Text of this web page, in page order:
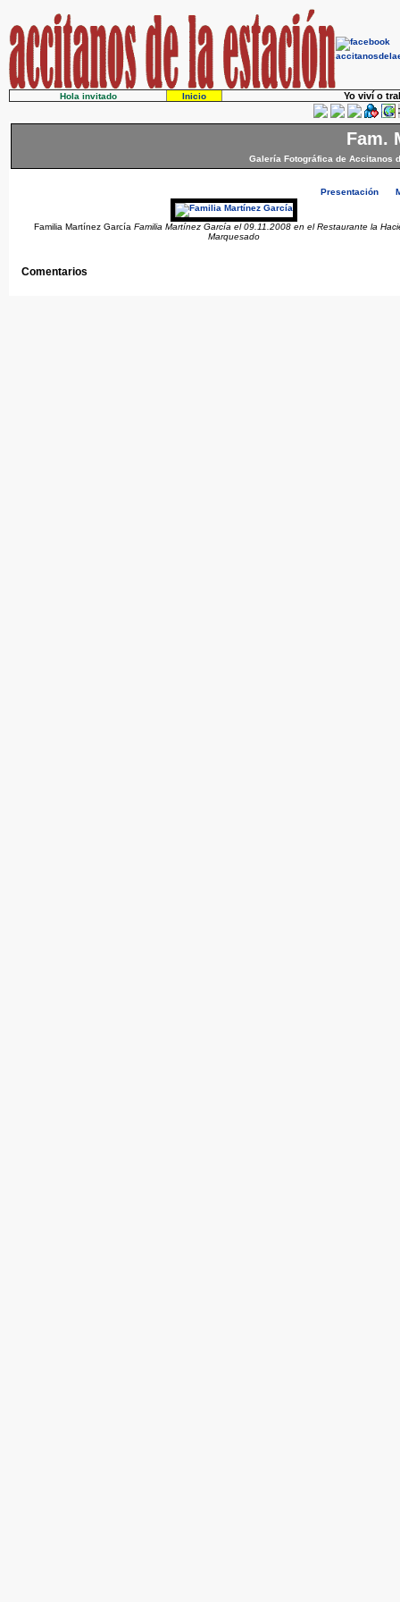
Hola invitado Inicio Yo viví o
Fam.
Galería Fotográfica de Accitanos
Presentación
Familia Martínez García Familia Martínez García el 09.11.2008 en el Restaurante la
Marquesado
Comentarios